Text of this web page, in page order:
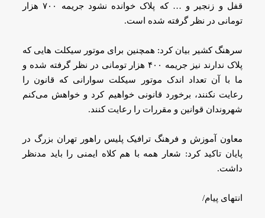
قفل و زنجیر و … که پلاک خوانده نشود جریمه ۷۰۰ هزار
تومانی در نظر گرفته شده است.
سرهنگ کشیر بیان کرد: همچنین برای موتور سیکلت هایی که
پلاک ندارند نیز جریمه ۴۰۰ هزار تومانی در نظر گرفته شده و
ما با آن تعداد اندک موتور سیکلت سوارانی که قانون‌ را
رعایت نکنند، برخورد قانونی خواهیم کرد و خواهش می‌کنم
شهروندان قوانین و مقررات را رعایت کنند.
معاون آموزش و ‌فرهنگ ترافیک پلیس راهور تهران بزرگ در
پایان تاکید کرد: شعار همه با هم کلاه ایمنی را باید مدنظر
داشت.
انتهای پیام/